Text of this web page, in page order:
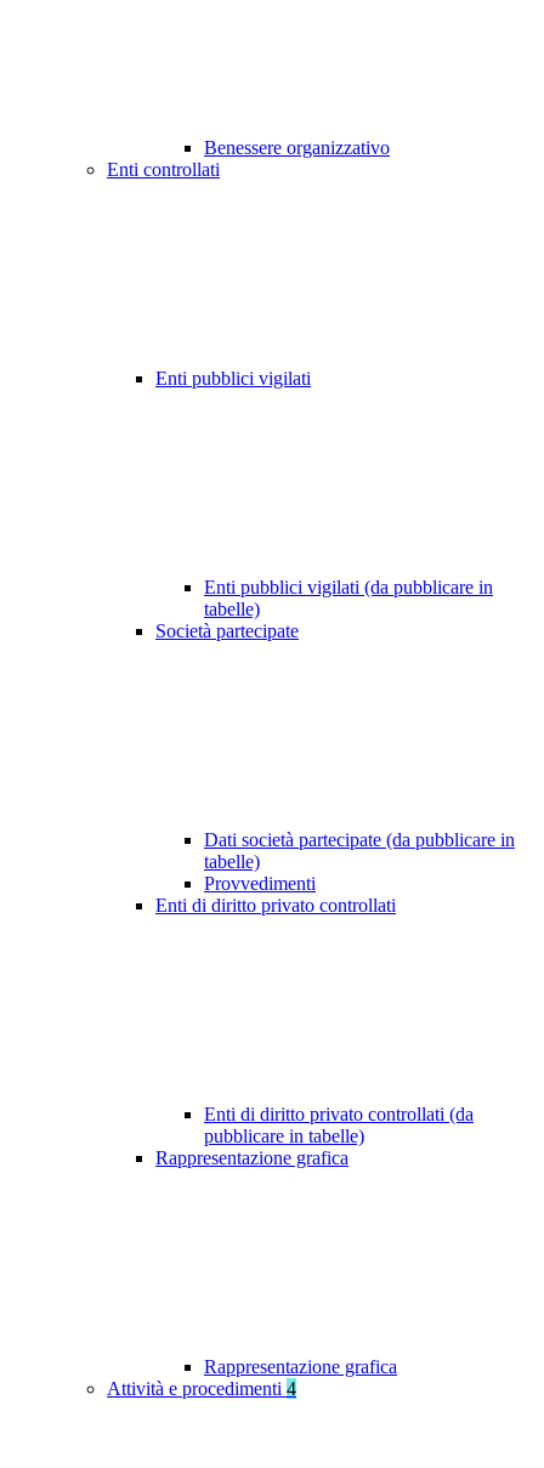
Benessere organizzativo
Enti controllati
Enti pubblici vigilati
Enti pubblici vigilati (da pubblicare in
tabelle)
Società partecipate
Dati società partecipate (da pubblicare in
tabelle)
Provvedimenti
Enti di diritto privato controllati
Enti di diritto privato controllati (da
pubblicare in tabelle)
Rappresentazione grafica
Rappresentazione grafica
Attività e procedimenti 4